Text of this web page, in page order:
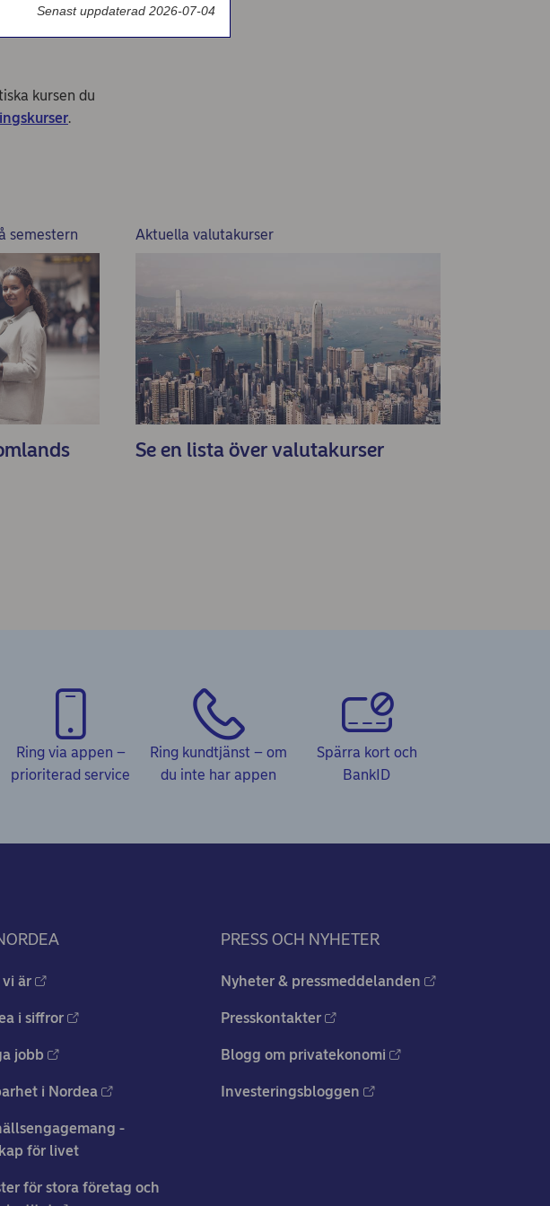
kursen du
.
semestern Aktuella valutakurser
Se en lista över valutakurser
Ring via appen –
prioriterad service
Ring kundtjänst – om
du inte har appen
Spärra kort och
BankID
är
i siffror
jobb
i Nordea
-
för livet
för stora företag och
PRESS OCH NYHETER
Nyheter & pressmeddelanden
Presskontakter
Blogg om privatekonomi
Investeringsbloggen
Senast uppdaterad 2026-07-04